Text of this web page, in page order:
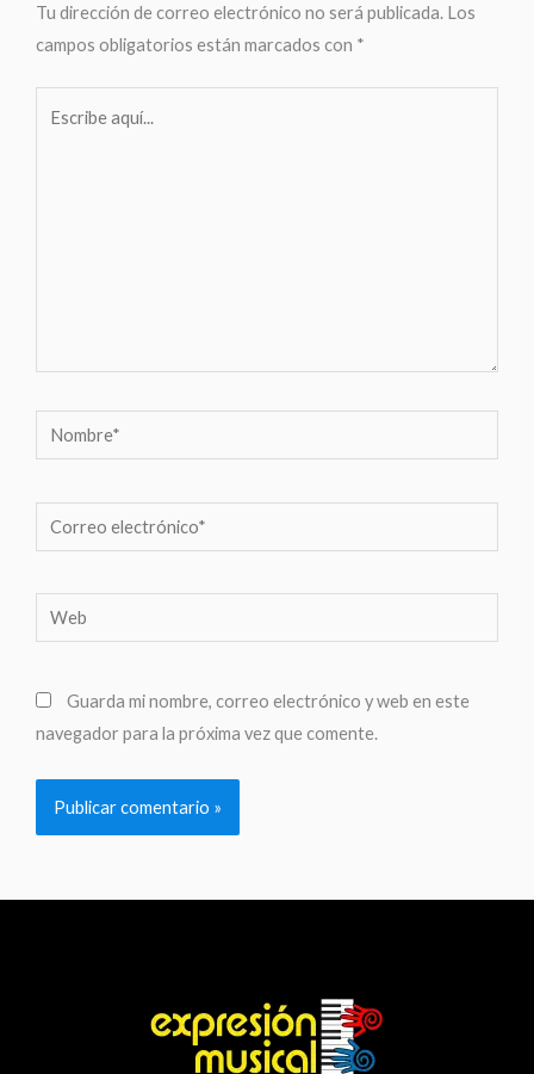
Tu dirección de correo electrónico no será publicada. Los
campos obligatorios están marcados con *
Nombre*
Correo
electrónico*
Web
Guarda mi nombre, correo electrónico y web en este
navegador para la próxima vez que comente.